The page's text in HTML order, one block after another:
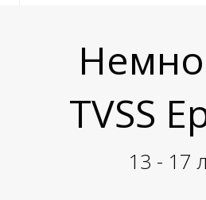
TVSS
13 - 17